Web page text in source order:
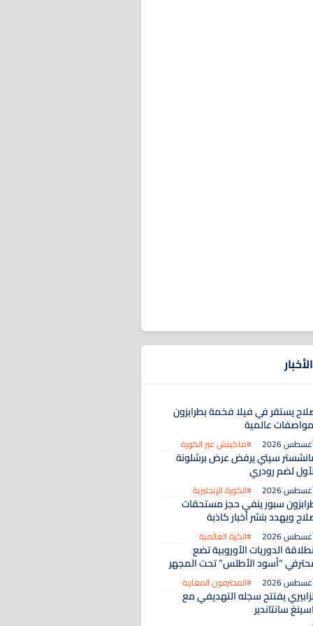
يستقر في فيلا فخمة بطرابزون
عالمية
#ماكينش غير الكورة
سيتي يرفض عرض برشلونة
لضم رودري
#الكورة الإنجليزية
سبور ينفي حجز مستحقات
ويهدد بنشر أخبار كاذبة
#الكرة العالمية
الدوريات الأوروبية تضع
“أسود الأطلس” تحت المجهر
#المحترفون المغاربة
يفتتح سجله التهديفي مع
سانتاندير